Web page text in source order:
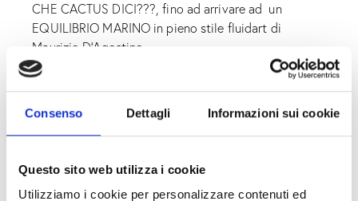
Consenso Dettagli Informazioni sui cookie
Questo sito web utilizza i cookie
Utilizziamo i cookie per personalizzare contenuti ed
CHE CACTUS DICI???, fino ad arrivare ad un
EQUILIBRIO MARINO in pieno stile fluidart di
Maurizio D’Agostino.
SABATO 6 GIUGNO
galleria) laboratori gratuiti per tutti di CIANOTIPIA a
cura di Michele Luigi Mulas, e FLUIDART a cura di
Dalle 18.30 alle 20.30 si balla in Piazza Ferretto DJ